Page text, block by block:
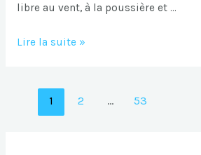
libre au vent, à la poussière et …
Remplacement
Tourrettes
Lire la suite »
Navigation
1 2 … 53